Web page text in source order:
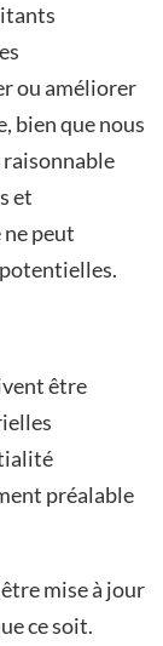
ou améliorer
bien que nous
et
peut
être
préalable
mise à jour
ce soit.